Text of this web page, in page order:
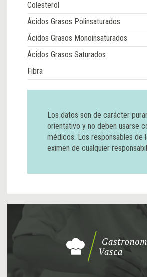
Colesterol
Ácidos Grasos Polinsaturados
Ácidos Grasos Monoinsaturados
Ácidos Grasos Saturados
Fibra
Los datos son de carácter
orientativo y no deben usarse
médicos. Los responsables de
eximen de cualquier